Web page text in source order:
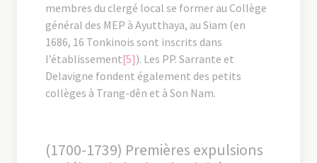
membres du clergé local se former au Collège
général des MEP à Ayutthaya, au Siam (en
1686, 16 Tonkinois sont inscrits dans
l’établissement[5]). Les PP. Sarrante et
Delavigne fondent également des petits
collèges à Trang-dên et à Son Nam.
(1700-1739) Premières expulsions